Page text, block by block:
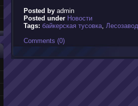
Posted by admin
Posted under Новости
Tags: байкерская тусовка,
Comments (0)